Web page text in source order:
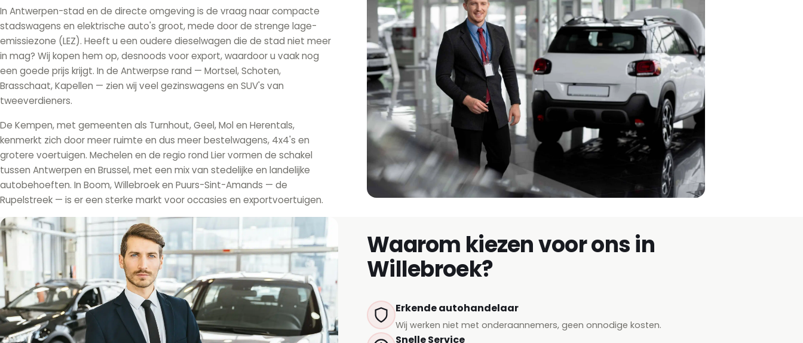
In Antwerpen-stad en de directe omgeving is de vraag naar compacte
stadswagens en elektrische auto's groot, mede door de strenge lage-
emissiezone (LEZ). Heeft u een oudere dieselwagen die de stad niet meer
in mag? Wij kopen hem op, desnoods voor export, waardoor u vaak nog
een goede prijs krijgt. In de Antwerpse rand — Mortsel, Schoten,
Brasschaat, Kapellen — zien wij veel gezinswagens en SUV's van
tweeverdieners.
De Kempen, met gemeenten als Turnhout, Geel, Mol en Herentals,
kenmerkt zich door meer ruimte en dus meer bestelwagens, 4x4's en
grotere voertuigen. Mechelen en de regio rond Lier vormen de schakel
tussen Antwerpen en Brussel, met een mix van stedelijke en landelijke
autobehoeften. In Boom, Willebroek en Puurs-Sint-Amands — de
Rupelstreek — is er een sterke markt voor occasies en exportvoertuigen.
Waarom kiezen voor ons in
Willebroek?
Erkende autohandelaar
Wij werken niet met onderaannemers, geen onnodige kosten.
Snelle Service